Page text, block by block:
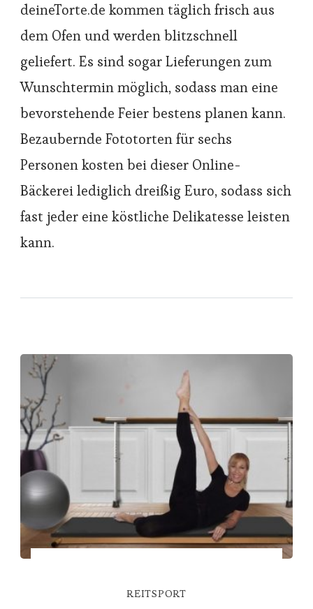
deineTorte.de kommen täglich frisch aus
dem Ofen und werden blitzschnell
geliefert. Es sind sogar Lieferungen zum
Wunschtermin möglich, sodass man eine
bevorstehende Feier bestens planen kann.
Bezaubernde Fototorten für sechs
Personen kosten bei dieser Online-
Bäckerei lediglich dreißig Euro, sodass sich
fast jeder eine köstliche Delikatesse leisten
kann.
REITSPORT